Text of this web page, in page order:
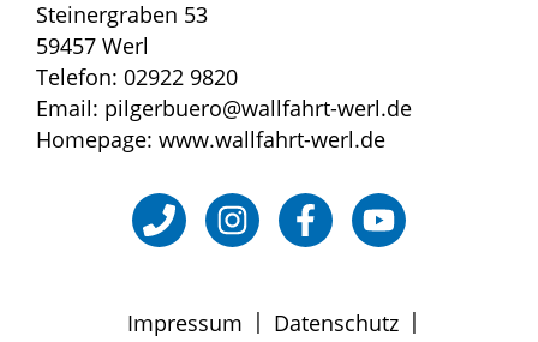
Steinergraben 53
59457 Werl
Telefon: 02922 9820
Email: pilgerbuero@wallfahrt-werl.de
Homepage: www.wallfahrt-werl.de
Impressum | Datenschutz |